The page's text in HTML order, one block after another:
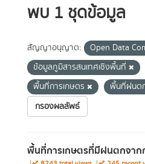
พบ 1 ชุดข้อมูล
สัญญาอนุญาต: Open Data
ข้อมูลภูมิสารสนเทศเชิงพื้นที่
พื้นที่การเกษตร
พื้นที่ฝนต
กรองผลลัพธ์
พื้นที่การเกษตรที่มีฝนตกจา